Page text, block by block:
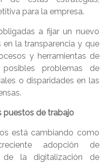
para la empresa.
a fijar un nuevo
la transparencia y que
y herramientas de
problemas de
o disparidades en las
puestos de trabajo
está cambiando como
adopción de
de la digitalización de